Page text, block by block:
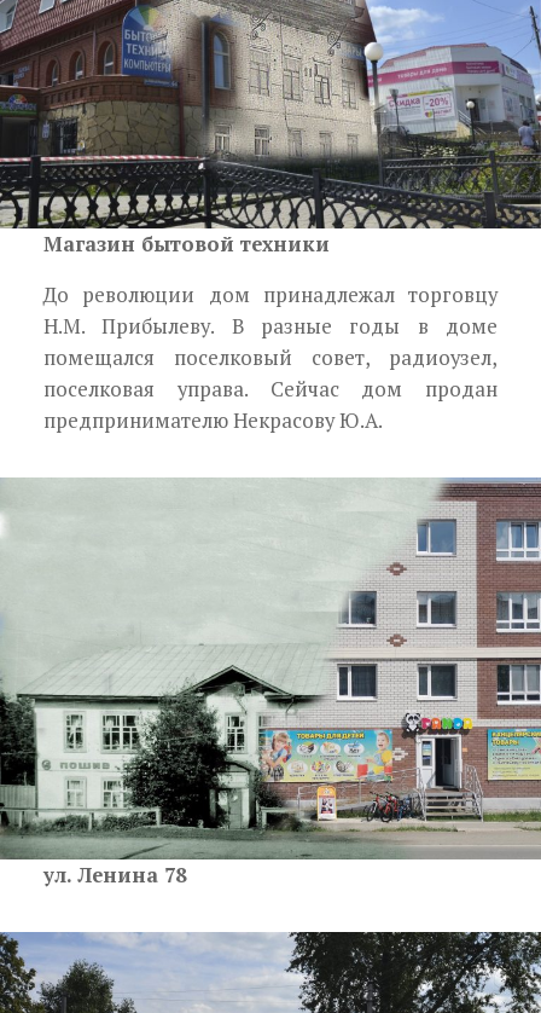
Магазин бытовой техники
До революции дом принадлежал торговцу
Н.М. Прибылеву. В разные годы в доме
помещался поселковый совет, радиоузел,
поселковая управа. Сейчас дом продан
предпринимателю Некрасову Ю.А.
ул. Ленина 78